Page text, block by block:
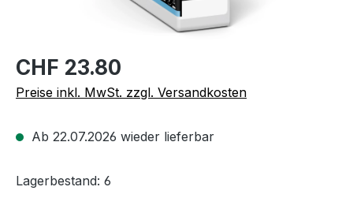
CHF 23.80
Preise inkl. MwSt. zzgl. Versandkosten
Ab 22.07.2026 wieder lieferbar
Lagerbestand: 6